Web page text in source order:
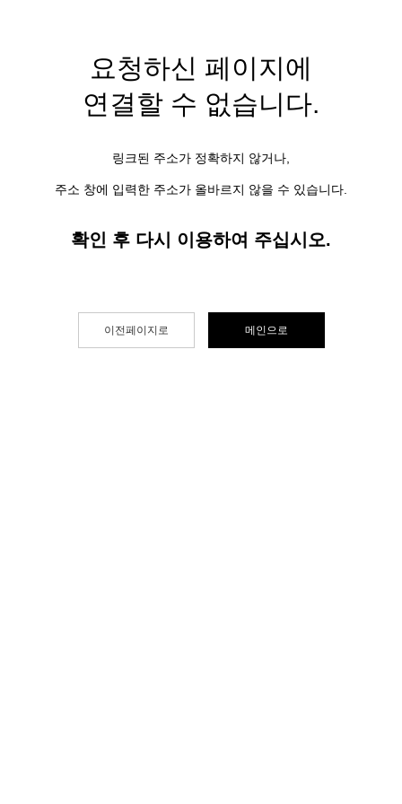
요청하신 페이지에
연결할 수 없습니다.
링크된 주소가 정확하지 않거나,
주소 창에 입력한 주소가 올바르지 않을 수 있습니다.
확인 후 다시 이용하여 주십시오.
이전페이지로 메인으로